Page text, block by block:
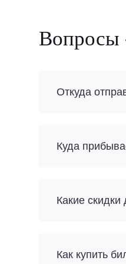
Вопросы
Откуда
Куда
Какие
Как купить